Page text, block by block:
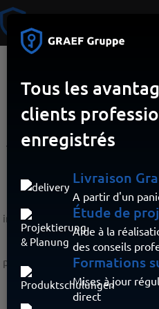
Teltonika Switches - Solutions
Teltonika propose une large
première classe pour
intelligentes. Le vaste
réseaux robustes et efficaces.
pour les environnements
professionnels du monde entier
Teltonika est votre partenaire
Ethernet sur mesure qui
Tous les
clients
enregistrés
Livraison
A partir d'un
Étude de
Aide à la
des conseils
Formations
Mises à jour
direct